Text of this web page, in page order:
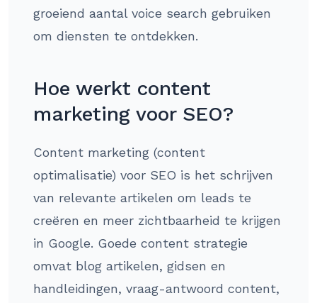
groeiend aantal voice search gebruiken
om diensten te ontdekken.
Hoe werkt content
marketing voor SEO?
Content marketing (content
optimalisatie) voor SEO is het schrijven
van relevante artikelen om leads te
creëren en meer zichtbaarheid te krijgen
in Google. Goede content strategie
omvat blog artikelen, gidsen en
handleidingen, vraag-antwoord content,